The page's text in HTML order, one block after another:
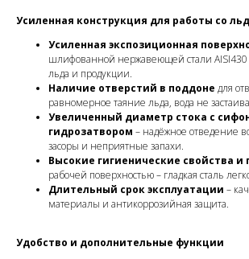
Усиленная конструкция для работы со
Усиленная экспозиционная
шлифованной нержавеющей стали AISI430
льда и продукции.
Наличие отверстий в поддоне для
равномерное таяние льда, вода не
Увеличенный диаметр стока с
гидрозатвором – надёжное отведение
засоры и неприятные запахи.
Высокие гигиенические свойства и
рабочей поверхностью – гладкая сталь
Длительный срок эксплуатации –
материалы и антикоррозийная защита.
Удобство и дополнительные функции